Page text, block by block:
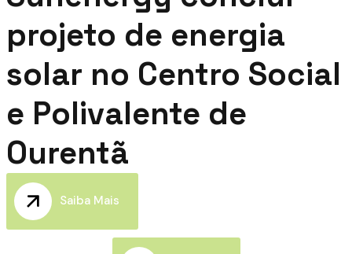
projeto de energia
solar no Centro Social
e Polivalente de
Ourentã
Saiba Mais